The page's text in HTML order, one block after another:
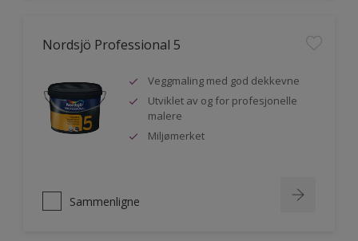
Nordsjö Professional 5
Veggmaling med god dekkevne
Utviklet av og for profesjonelle
malere
Miljømerket
Sammenligne